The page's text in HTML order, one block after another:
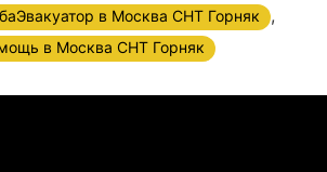
в Москва СНТ Горняк ,
в Москва СНТ Горняк